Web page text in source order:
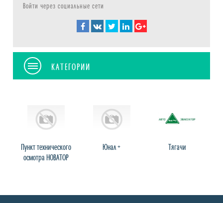
Войти через социальные сети
КАТЕГОРИИ
Пункт технического
осмотра НОВАТОР
Юнал + Тягачи